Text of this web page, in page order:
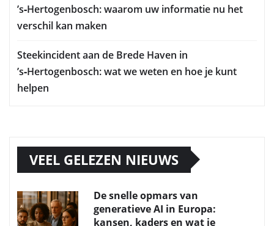
’s‑Hertogenbosch: waarom uw informatie nu het
verschil kan maken
Steekincident aan de Brede Haven in
’s‑Hertogenbosch: wat we weten en hoe je kunt
helpen
VEEL GELEZEN NIEUWS
De snelle opmars van
generatieve AI in Europa:
kansen, kaders en wat je